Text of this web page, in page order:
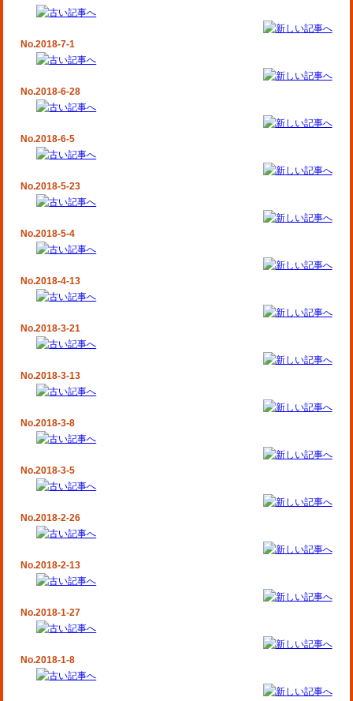
No.2018-7-1
No.2018-6-28
No.2018-6-5
No.2018-5-23
No.2018-5-4
No.2018-4-13
No.2018-3-21
No.2018-3-13
No.2018-3-8
No.2018-3-5
No.2018-2-26
No.2018-2-13
No.2018-1-27
No.2018-1-8